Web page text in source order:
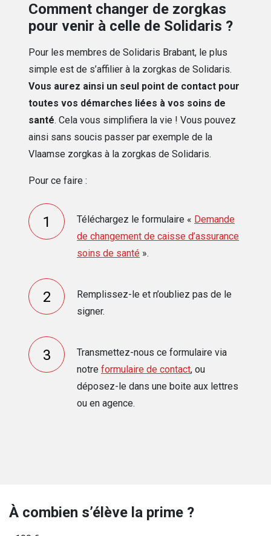
Comment changer de zorgkas
pour venir à celle de Solidaris ?
Pour les membres de Solidaris Brabant, le plus
simple est de s’affilier à la zorgkas de Solidaris.
Vous aurez ainsi un seul point de contact pour
toutes vos démarches liées à vos soins de
santé. Cela vous simplifiera la vie ! Vous pouvez
ainsi sans soucis passer par exemple de la
Vlaamse zorgkas à la zorgkas de Solidaris.
Pour ce faire :
Téléchargez le formulaire « Demande
de changement de caisse d’assurance
soins de santé ».
Remplissez-le et n’oubliez pas de le
signer.
Transmettez-nous ce formulaire via
notre formulaire de contact, ou
déposez-le dans une boite aux lettres
ou en agence.
À combien s’élève la prime ?